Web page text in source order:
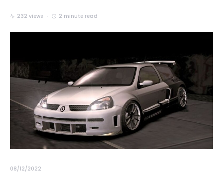
232 views 2 minute read
08/12/2022